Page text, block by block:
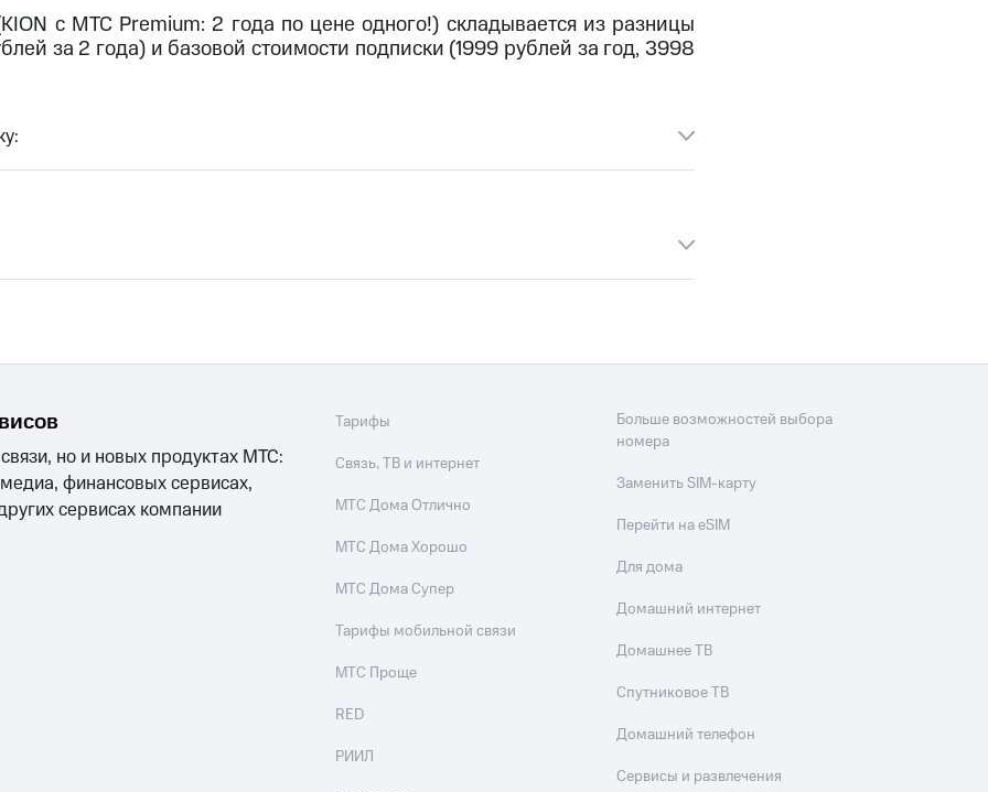
с МТС Premium: 2 года по цене одного!) складывается из разницы
за 2 года) и базовой стоимости подписки (1999 рублей за год, 3998
но и новых продуктах МТС:
финансовых сервисах,
сервисах компании
Тарифы
Связь, ТВ и интернет
МТС Дома Отлично
МТС Дома Хорошо
МТС Дома Супер
Тарифы мобильной связи
МТС Проще
RED
РИИЛ
Больше возможностей выбора
номера
Заменить SIM-карту
Перейти на eSIM
Для дома
Домашний интернет
Домашнее ТВ
Спутниковое ТВ
Домашний телефон
Сервисы и развлечения